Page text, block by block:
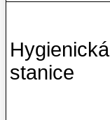
Hygienická
stanice